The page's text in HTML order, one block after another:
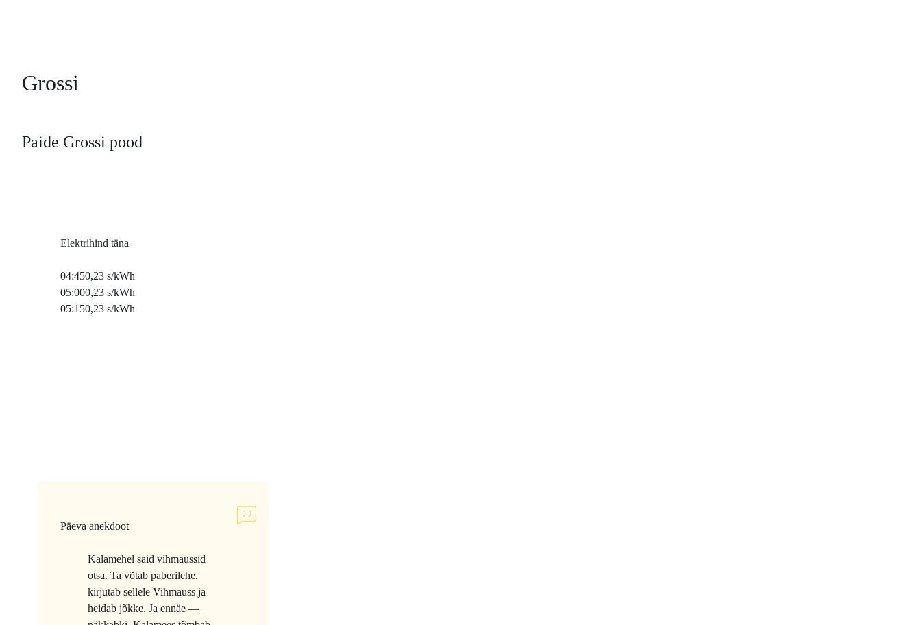
Grossi
Paide Grossi pood
Elektrihind täna
04:450,23 s/kWh
05:000,23 s/kWh
05:150,23 s/kWh
Päeva anekdoot
Kalamehel said vihmaussid
otsa. Ta võtab paberilehe,
kirjutab sellele Vihmauss ja
heidab jõkke. Ja ennäe —